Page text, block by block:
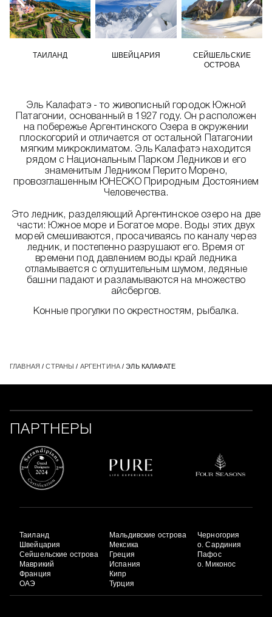
ТАИЛАНД ШВЕЙЦАРИЯ
СЕЙШЕЛЬСКИЕ
ОСТРОВА
Эль Калафатэ - то живописный городок Южной
Патагонии, основанный в 1927 году. Он расположен
на побережье Аргентинского Озера в окружении
плоскогорий и отличается от остальной Патагонии
мягким микроклиматом. Эль Калафатэ находится
рядом с Национальным Парком Ледников и его
знаменитым Ледником Перито Морено,
провозглашенным ЮНЕСКО Природным Достоянием
Человечества.
Это ледник, разделяющий Аргентинское озеро на две
части: Южное море и Богатое море. Воды этих двух
морей смешиваются, просачиваясь по каналу через
ледник, и постепенно разрушают его. Время от
времени под давлением воды край ледника
отламывается с оглушительным шумом, ледяные
башни падают и разламываются на множество
айсбергов.
Конные прогулки по окрестностям, рыбалка.
ГЛАВНАЯ /СТРАНЫ / АРГЕНТИНА/ ЭЛЬ КАЛАФАТЕ
ПАРТНЕРЫ
Таиланд
Швейцария
Сейшельские острова
Маврикий
Франция
ОАЭ
Мальдивские острова
Мексика
Греция
Испания
Кипр
Турция
Черногория
о. Сардиния
Пафос
о. Миконос